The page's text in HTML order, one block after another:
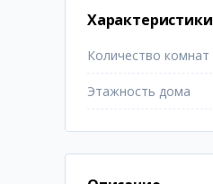
Характеристики
Количество комнат
Этажность дома